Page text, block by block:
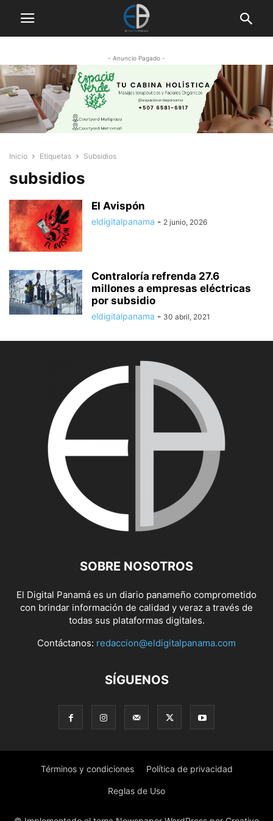
- Anuncio Pagado -
Inicio Etiquetas Subsidios
subsidios
El Avispón
eldigitalpanama - 2 junio, 2026
Contraloría refrenda 27.6
millones a empresas eléctricas
por subsidio
eldigitalpanama - 30 abril, 2021
SOBRE NOSOTROS
El Digital Panamá es un diario panameño comprometido
con brindar información de calidad y veraz a través de
todas sus plataformas digitales.
Contáctanos: redaccion@eldigitalpanama.com
SÍGUENOS
Términos y condiciones Política de privacidad
Reglas de Uso